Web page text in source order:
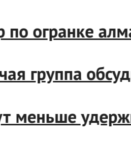
по огранке
группа
меньше